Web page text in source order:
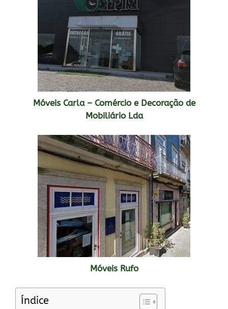
Móveis Carla – Comércio e Decoração de
Mobiliário Lda
Móveis Rufo
Índice